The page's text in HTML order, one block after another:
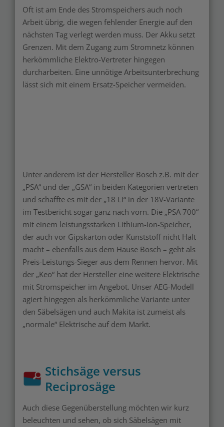
Oft ist am Ende des Stromspeichers auch noch
Arbeit übrig, die wegen fehlender Energie auf den
nächsten Tag verlegt werden muss. Der Akku setzt
Grenzen. Mit dem Zugang zum Stromnetz können
herkömmliche Elektro-Vertreter hingegen
durcharbeiten. Eine unnötige Arbeitsunterbrechung
lässt sich mit einem Ersatz-Speicher vermeiden.
Unter anderem ist der Hersteller Bosch z.B. mit der
„PSA“ und der „GSA“ in beiden Kategorien vertreten
und schaffte es mit der „18 LI“ in der 18V-Variante
im Testbericht sogar ganz nach vorn. Die „PSA 700“
mit einem leistungsstarken Lithium-Ion-Speicher,
der auch vor Gipskarton oder Kunststoff nicht Halt
macht – ebenfalls aus dem Hause Bosch – geht als
Preis-Leistungs-Sieger aus dem Rennen hervor. Mit
der „Keo“ hat der Hersteller eine weitere Elektrische
mit Stromspeicher im Angebot. Unser AEG-Modell
agiert hingegen als herkömmliche Variante unter
den Säbelsägen und auch Makita ist zumeist als
„normale“ Elektrische auf dem Markt.
Stichsäge versus
Reciprosäge
Auch diese Gegenüberstellung möchten wir kurz
beleuchten und sehen, ob sich Säbelsägen mit